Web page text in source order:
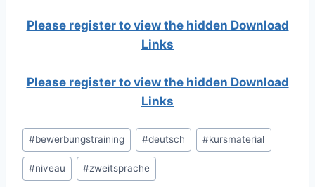
Please register to view the hidden Download
Links
Please register to view the hidden Download
Links
Post
Tags:
#bewerbungstraining #deutsch #kursmaterial
#niveau #zweitsprache